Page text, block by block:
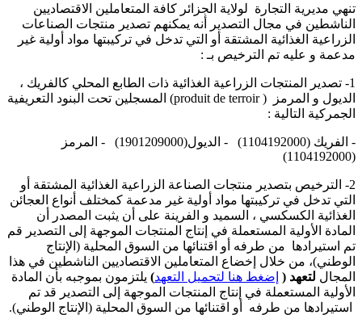
تنهي مديرية التجارة لولاية الجزائر كافة المتعاملين الاقتصاديين
الناشطين في مجال التصدير أنه يمكنهم تصدير منتجات الصناعات
الزراعية الغذائية المشتقة أو التي تدخل في تركيبتها مواد أولية غير
مدعمة و عليه تم الترخيص بـ :
1- تصدير المنتجات الزراعية الغذائية ذات الطابع المحلي كالفريك ،
الديول و المرمز
(produit de terroir ) المسجلين تحت البنود التعريفية
الجمركية التالية :
- الفريك (1104192000) - الديول(1901209000)
- المرمز
(1104192000)
2- الترخيص بتصدير منتجات الصناعة الزراعية الغذائية المشتقة أو
التي تدخل في تركيبتها مواد أولية غير مدعمة كمختلف أنواع العجائن
الغذائية الكسكسي ، السميد و الفرينة على أن يثبت المصدر أن
المادة الأولية المستعملة في إنتاج المنتجات الموجهة إلى التصدير قم
تم استيرادها من طرفه أو اقتنائها من السوق المحلية (الإنتاج
الوطني)، من خلال إخضاع المتعاملين الاقتصاديين الناشطين في هذا
المجال لتعهد ( إضغط هنا لتحميل التعهد) يلتزمون بموجبه بأن المادة
الأولية المستعملة في إنتاج المنتجات الموجهة إلى التصدير قد تم
استيرادها من طرفه أو اقتنائها من السوق المحلية (الإنتاج الوطني).